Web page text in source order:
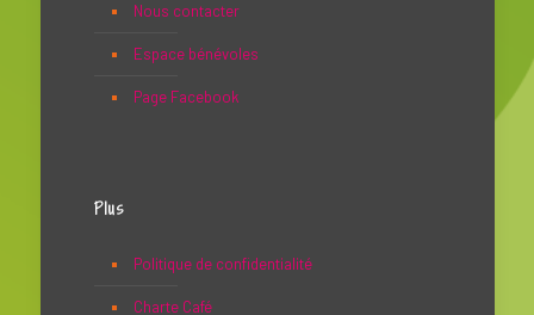
Nous contacter
Espace bénévoles
Page Facebook
Plus
Politique de confidentialité
Charte Café